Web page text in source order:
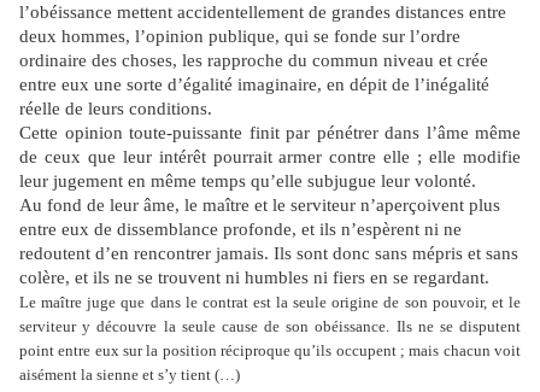
l’obéissance mettent accidentellement de grandes distances entre
deux hommes, l’opinion publique, qui se fonde sur l’ordre
ordinaire des choses, les rapproche du commun niveau et crée
entre eux une sorte d’égalité imaginaire, en dépit de l’inégalité
réelle de leurs conditions.
Cette opinion toute-puissante finit par pénétrer dans l’âme même
de ceux que leur intérêt pourrait armer contre elle ; elle modifie
leur jugement en même temps qu’elle subjugue leur volonté.
Au fond de leur âme, le maître et le serviteur n’aperçoivent plus
entre eux de dissemblance profonde, et ils n’espèrent ni ne
redoutent d’en rencontrer jamais. Ils sont donc sans mépris et sans
colère, et ils ne se trouvent ni humbles ni fiers en se regardant.
Le maître juge que dans le contrat est la seule origine de son pouvoir, et le
serviteur y découvre la seule cause de son obéissance. Ils ne se disputent
point entre eux sur la position réciproque qu’ils occupent ; mais chacun voit
aisément la sienne et s’y tient (…)